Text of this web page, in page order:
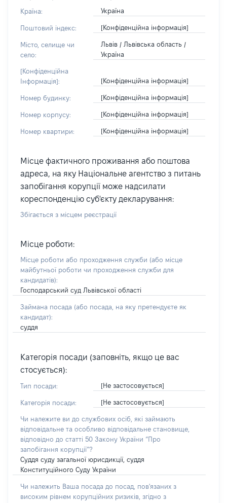
Країна: Україна
Поштовий індекс: [Конфіденційна інформація]
Місто, селище чи
село:
Львів / Львівська область /
Україна
[Конфіденційна
Інформація]:
[Конфіденційна інформація]
Номер будинку: [Конфіденційна інформація]
Номер корпусу: [Конфіденційна інформація]
Номер квартири: [Конфіденційна інформація]
Місце фактичного проживання або поштова
адреса, на яку Національне агентство з питань
запобігання корупції може надсилати
кореспонденцію суб'єкту декларування:
Збігається з місцем реєстрації
Місце роботи:
Місце роботи або проходження служби (або місце
майбутньої роботи чи проходження служби для
кандидатів):
Господарський суд Львівської області
Займана посада (або посада, на яку претендуєте як
кандидат):
суддя
Категорія посади (заповніть, якщо це вас
стосується):
Тип посади: [Не застосовується]
Категорія посади: [Не застосовується]
Чи належите ви до службових осіб, які займають
відповідальне та особливо відповідальне становище,
відповідно до статті 50 Закону України “Про
запобігання корупції”?
Суддя суду загальної юрисдикції, суддя
Конституційного Суду України
Чи належить Ваша посада до посад, пов'язаних з
високим рівнем корупційних ризиків, згідно з